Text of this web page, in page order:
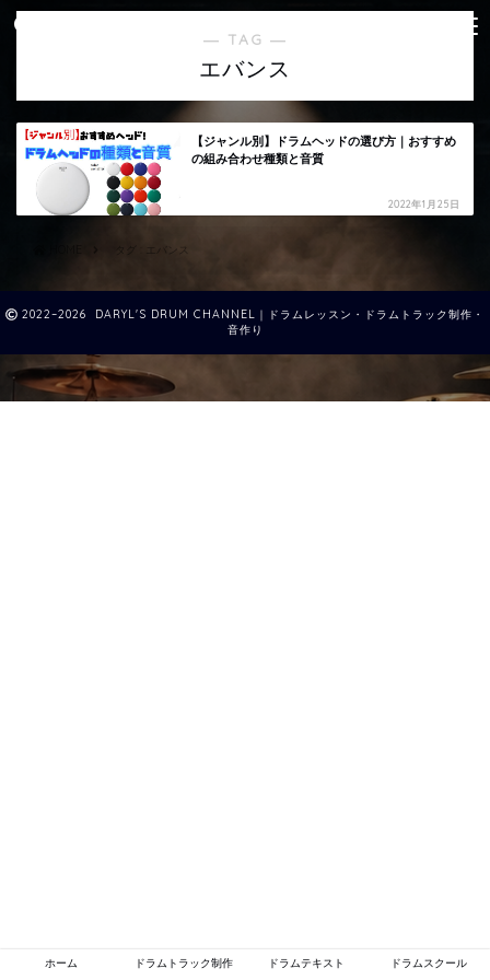
― TAG ―
エバンス
【ジャンル別】ドラムヘッドの選び方｜おすすめ
の組み合わせ種類と音質
2022年1月25日
タグ : エバンス
2022–2026 DARYL'S DRUM CHANNEL｜ドラムレッスン・ドラムトラック制作・
音作り
ホーム ドラムトラック制作 ドラムテキスト ドラムスクール